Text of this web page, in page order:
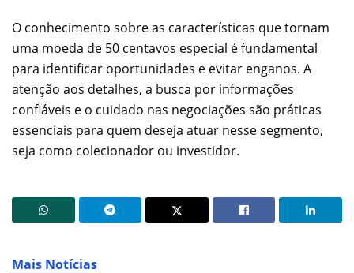
O conhecimento sobre as características que tornam
uma moeda de 50 centavos especial é fundamental
para identificar oportunidades e evitar enganos. A
atenção aos detalhes, a busca por informações
confiáveis e o cuidado nas negociações são práticas
essenciais para quem deseja atuar nesse segmento,
seja como colecionador ou investidor.
Mais Notícias